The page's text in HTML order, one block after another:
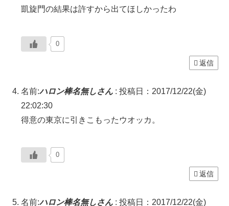
凱旋門の結果は許すから出てほしかったわ
0
返信
名前:ハロン棒名無しさん : 投稿日：2017/12/22(金)
22:02:30
得意の東京に引きこもったウオッカ。
0
返信
名前:ハロン棒名無しさん : 投稿日：2017/12/22(金)